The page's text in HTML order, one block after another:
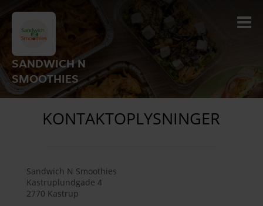
SANDWICH N
SMOOTHIES
KONTAKTOPLYSNINGER
Sandwich N Smoothies
Kastruplundgade 4
2770 Kastrup